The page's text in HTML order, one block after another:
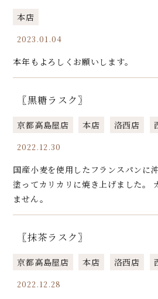
本店
2023.01.04
本年もよろしくお願いします。
〖黒糖ラスク〗
京都高島屋店 本店 洛西店
2022.12.30
国産小麦を使用したフランスパンに
塗ってカリカリに焼き上げました。
ません。
〖抹茶ラスク〗
京都高島屋店 本店 洛西店
2022.12.28